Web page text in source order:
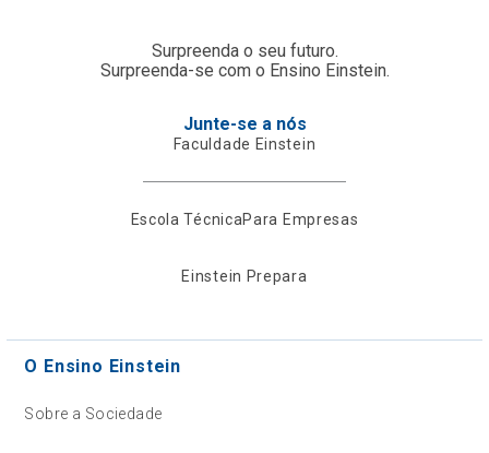
Surpreenda o seu futuro.
Surpreenda-se com o Ensino Einstein.
Junte-se a nós
Faculdade Einstein
Escola TécnicaPara Empresas
Einstein Prepara
O Ensino Einstein
Sobre a Sociedade